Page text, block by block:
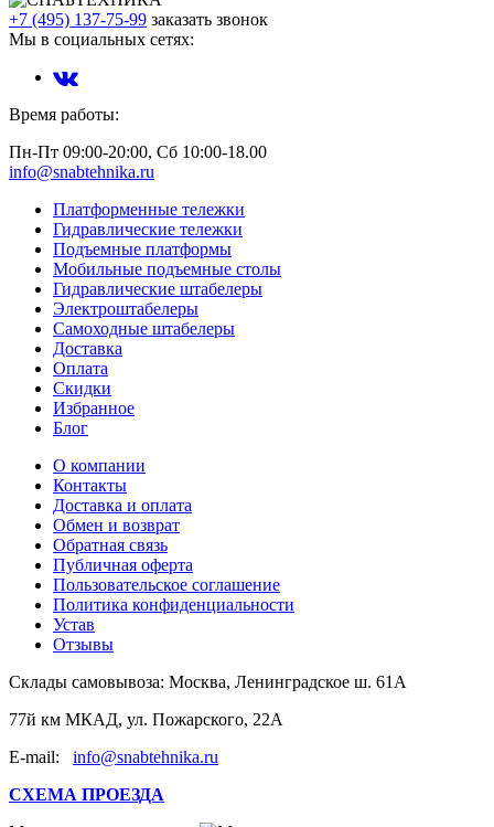
+7 (495) 137-75-99 заказать звонок
Мы в социальных сетях:
Время работы:
Пн-Пт 09:00-20:00, Сб 10:00-18.00
info@snabtehnika.ru
Платформенные тележки
Гидравлические тележки
Подъемные платформы
Мобильные подъемные столы
Гидравлические штабелеры
Электроштабелеры
Самоходные штабелеры
Доставка
Оплата
Скидки
Избранное
Блог
О компании
Контакты
Доставка и оплата
Обмен и возврат
Обратная связь
Публичная оферта
Пользовательское соглашение
Политика конфиденциальности
Устав
Отзывы
Склады самовывоза: Москва, Ленинградское ш. 61А
77й км МКАД, ул. Пожарского, 22А
E-mail: info@snabtehnika.ru
СХЕМА ПРОЕЗДА